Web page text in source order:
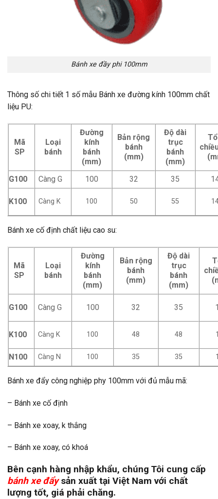
Bánh xe đầy phi 100mm
Thông số chi tiết 1 số mẫu Bánh xe đường kính 100mm chất
liệu PU:
Mã
SP
Loại
bánh
Đường
kính
bánh
(mm)
Bản rộng
bánh
(mm)
Độ dài
trục
bánh
(mm)
G100 Càng G 100 32 35
K100 Càng K 100 50 55
Bánh xe cố định chất liệu cao su:
Mã
SP
Loại
bánh
Đường
kính
bánh
(mm)
Bản rộng
bánh
(mm)
Độ dài
trục
bánh
(mm)
G100 Càng G 100 32 35
K100 Càng K 100 48 48
N100 Càng N 100 35 35
Bánh xe đẩy công nghiệp phy 100mm với đủ mẫu mã:
– Bánh xe cố định
– Bánh xe xoay, k thắng
– Bánh xe xoay, có khoá
Bên cạnh hàng nhập khẩu, chúng Tôi cung cấp
bánh xe đẩysản xuất tại Việt Nam với chất
lượng tốt, giá phải chăng.